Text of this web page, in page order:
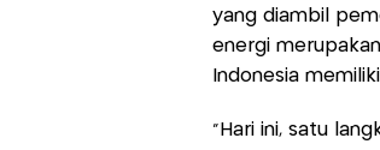
yang diambil
energi
Indonesia
“Hari ini, satu